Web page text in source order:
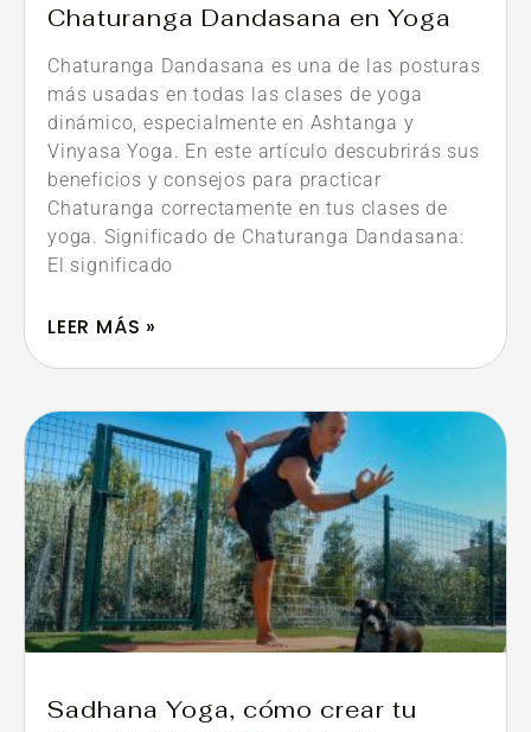
Chaturanga Dandasana en Yoga
Chaturanga Dandasana es una de las posturas
más usadas en todas las clases de yoga
dinámico, especialmente en Ashtanga y
Vinyasa Yoga. En este artículo descubrirás sus
beneficios y consejos para practicar
Chaturanga correctamente en tus clases de
yoga. Significado de Chaturanga Dandasana:
El significado
LEER MÁS »
Sadhana Yoga, cómo crear tu